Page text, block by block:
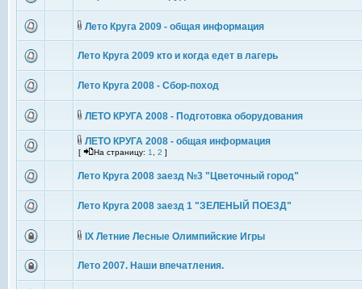
Лето Круга 2009 - общая информация
Лето Круга 2009 кто и когда едет в лагерь
Лето Круга 2008 - Сбор-поход
ЛЕТО КРУГА 2008 - Подготовка оборудования
ЛЕТО КРУГА 2008 - общая информация
[ На страницу: 1 2 ]
Лето Круга 2008 заезд №3 "Цветочный город"
Лето Круга 2008 заезд 1 "ЗЕЛЕНЫЙ ПОЕЗД"
IX Летние Лесные Олимпийские Игры
Лето 2007. Наши впечатления.